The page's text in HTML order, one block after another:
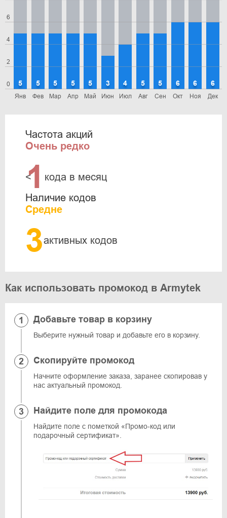
0
2
4
6
Янв
5
Фев
5
Мар
5
Апр
5
Май
5
Июн
3
Июл
4
Авг
5
Сен
5
Окт
6
Ноя
6
Дек
6
Частота акций
Очень редко
<
1 кода в месяц
Наличие кодов
Средне
3активных кодов
Как использовать промокод в Armytek
Добавьте товар в корзину
Выберите нужный товар и добавьте его в корзину.
Скопируйте промокод
Начните оформление заказа, заранее скопировав у
нас актуальный промокод.
Найдите поле для промокода
Найдите поле с пометкой «Промо-код или
подарочный сертификат».